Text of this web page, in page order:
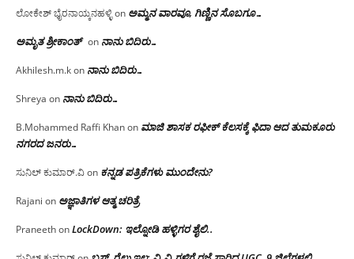
ಲೋಕೇಶ್ ಭೈರನಾಯ್ಕನಹಳ್ಳಿon ಅಮ್ಮನ ವಾರವೂ, ಗಿಣ್ಣಿನ ಸೊಬಗೂ…
ಅಮೃತ ಶ್ರೀಕಾಂತ್ on ನಾನು ಬಿದಿರು…
Akhilesh.m.kon ನಾನು ಬಿದಿರು…
Shreya on ನಾನು ಬಿದಿರು…
B.Mohammed Raffi Khanon ಮಾಜಿ ಶಾಸಕ ರಫೀಕ್ ಕೆಲಸಕ್ಕೆ ಫಿದಾ ಆದ ತುಮಕೂರು
ನಗರದ ಜನರು…
ಸುನಿಲ್ ಕುಮಾರ್.ವಿon ಕನ್ನಡ ಪತ್ರಿಕೆಗಳು ಮುಂದೇನು?
Rajani on ಅಜ್ಞಾತಿಗಳ ಆತ್ಮ ಚರಿತ್ರೆ
PraneethonLockDown: ಇಲ್ನೋಡಿ ಹಳ್ಳಿಗರ ಶೈಲಿ..